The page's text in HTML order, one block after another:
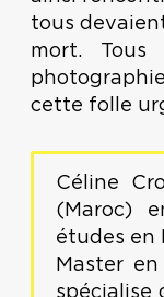
tous
mort.
cette folle
Céline
(Maroc)
études en
Master
spécialise